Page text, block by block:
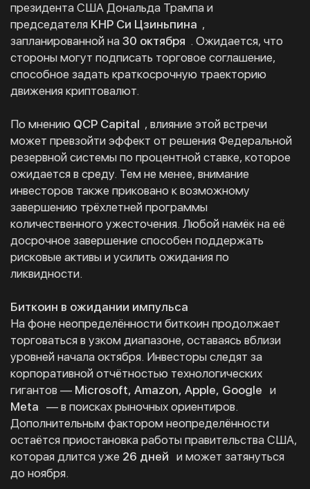
президента США Дональда Трампа и
председателя КНР Си Цзиньпина ,
запланированной на 30 октября . Ожидается, что
стороны могут подписать торговое соглашение,
способное задать краткосрочную траекторию
движения криптовалют.
По мнению QCP Capital , влияние этой встречи
может превзойти эффект от решения Федеральной
резервной системы по процентной ставке, которое
ожидается в среду. Тем не менее, внимание
инвесторов также приковано к возможному
завершению трёхлетней программы
количественного ужесточения. Любой намёк на её
досрочное завершение способен поддержать
рисковые активы и усилить ожидания по
ликвидности.
Биткоин в ожидании импульса
На фоне неопределённости биткоин продолжает
торговаться в узком диапазоне, оставаясь вблизи
уровней начала октября. Инвесторы следят за
корпоративной отчётностью технологических
гигантов — Microsoft, Amazon, Apple, Google и
Meta — в поисках рыночных ориентиров.
Дополнительным фактором неопределённости
остаётся приостановка работы правительства США,
которая длится уже 26 дней и может затянуться
до ноября.